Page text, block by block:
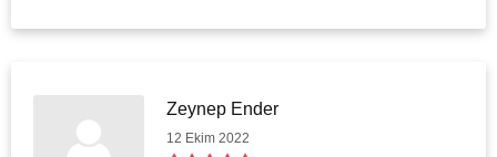
Zeynep Ender
12 Ekim 2022